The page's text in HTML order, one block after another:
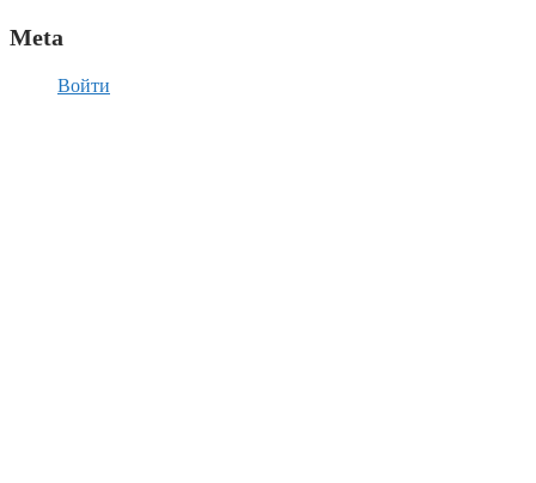
Meta
Войти